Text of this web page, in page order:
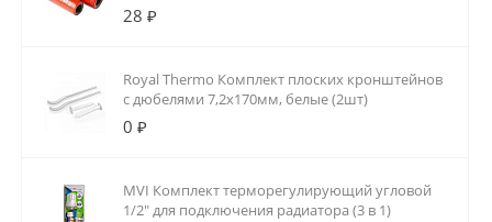
28 ₽
Royal Thermo Комплект плоских кронштейнов
с дюбелями 7,2х170мм, белые (2шт)
0 ₽
MVI Комплект терморегулирующий угловой
1/2" для подключения радиатора (3 в 1)